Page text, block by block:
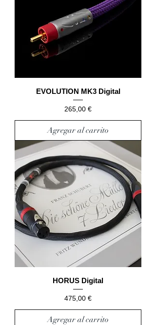
EVOLUTION MK3 Digital
Precio
265,00 €
Agregar al carrito
HORUS Digital
Precio
475,00 €
Agregar al carrito